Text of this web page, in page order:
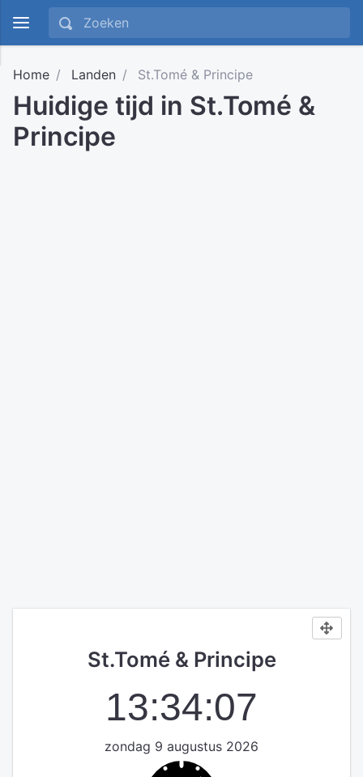
Home Landen St.Tomé & Principe
Huidige tijd in St.Tomé &
Principe
St.Tomé & Principe
13:34:07
zondag 9 augustus 2026